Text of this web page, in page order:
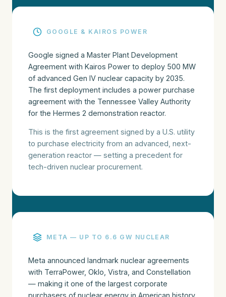
GOOGLE & KAIROS POWER
Google signed a Master Plant Development
Agreement with Kairos Power to deploy 500 MW
of advanced Gen IV nuclear capacity by 2035.
The first deployment includes a power purchase
agreement with the Tennessee Valley Authority
for the Hermes 2 demonstration reactor.
This is the first agreement signed by a U.S. utility
to purchase electricity from an advanced, next-
generation reactor — setting a precedent for
tech-driven nuclear procurement.
META — UP TO 6.6 GW NUCLEAR
Meta announced landmark nuclear agreements
with TerraPower, Oklo, Vistra, and Constellation
— making it one of the largest corporate